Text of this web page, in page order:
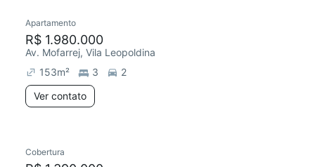
Apartamento
R$ 1.980.000
Av. Mofarrej, Vila Leopoldina
153m² 3
2
Ver contato
Cobertura